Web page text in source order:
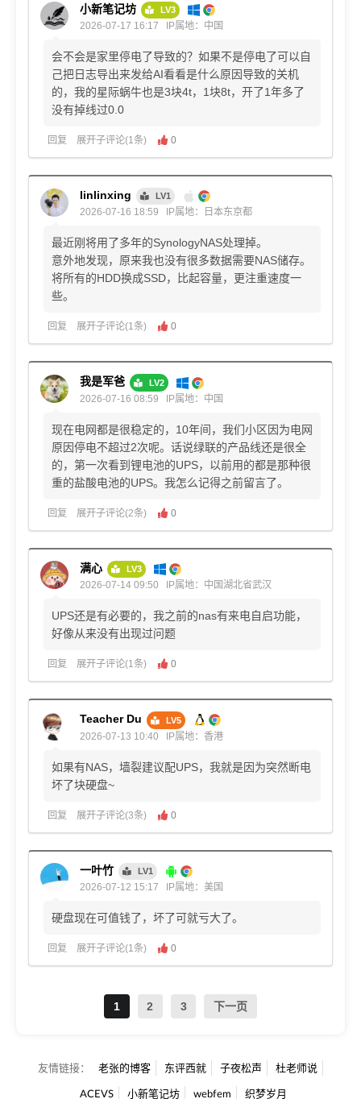
小新笔记坊 LV3
2026-07-17 16:17 IP属地：中国
会不会是家里停电了导致的？如果不是停电了可以自
己把日志导出来发给AI看看是什么原因导致的关机
的，我的星际蜗牛也是3块4t，1块8t，开了1年多了
没有掉线过0.0
回复 展开子评论(1条) 0
linlinxing LV1
2026-07-16 18:59 IP属地：日本东京都
最近刚将用了多年的SynologyNAS处理掉。
意外地发现，原来我也没有很多数据需要NAS储存。
将所有的HDD换成SSD，比起容量，更注重速度一
些。
回复 展开子评论(1条) 0
我是军爸 LV2
2026-07-16 08:59 IP属地：中国
现在电网都是很稳定的，10年间，我们小区因为电网
原因停电不超过2次呢。话说绿联的产品线还是很全
的，第一次看到锂电池的UPS，以前用的都是那种很
重的盐酸电池的UPS。我怎么记得之前留言了。
回复 展开子评论(2条) 0
满心 LV3
2026-07-14 09:50 IP属地：中国湖北省武汉
UPS还是有必要的，我之前的nas有来电自启功能，
好像从来没有出现过问题
回复 展开子评论(1条) 0
Teacher Du LV5
2026-07-13 10:40 IP属地：香港
如果有NAS，墙裂建议配UPS，我就是因为突然断电
坏了块硬盘~
回复 展开子评论(3条) 0
一叶竹 LV1
2026-07-12 15:17 IP属地：美国
硬盘现在可值钱了，坏了可就亏大了。
回复 展开子评论(1条) 0
1 2 3 下一页
友情链接： 老张的博客 东评西就 子夜松声
杜老师说
ACEVS
小新笔记坊 webfem 织梦岁月